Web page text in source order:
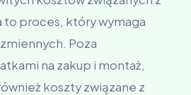
to proces, który wymaga
Poza
na zakup i montaż,
koszty związane z